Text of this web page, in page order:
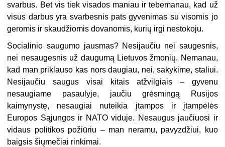
svarbus. Bet vis tiek visados maniau ir tebemanau, kad už
visus darbus yra svarbesnis pats gyvenimas su visomis jo
geromis ir skaudžiomis dovanomis, kurių irgi nestokoju.
Socialinio saugumo jausmas? Nesijaučiu nei saugesnis,
nei nesaugesnis už daugumą Lietuvos žmonių. Nemanau,
kad man priklauso kas nors daugiau, nei, sakykime, staliui.
Nesijaučiu saugus visai kitais atžvilgiais – gyvenu
nesaugiame pasaulyje, jaučiu grėsmingą Rusijos
kaimynystę, nesaugiai nuteikia įtampos ir įtampėlės
Europos Sąjungos ir NATO viduje. Nesaugus jaučiuosi ir
vidaus politikos požiūriu – man neramu, pavyzdžiui, kuo
baigsis šiųmečiai rinkimai.